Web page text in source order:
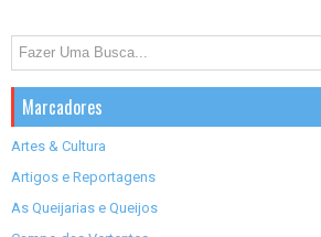
Marcadores
Artes & Cultura
Artigos e Reportagens
As Queijarias e Queijos